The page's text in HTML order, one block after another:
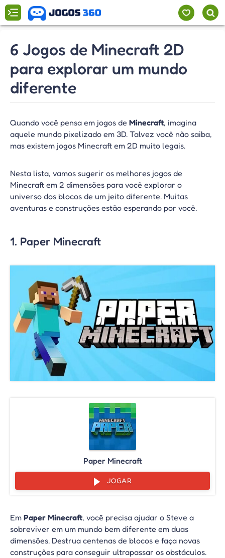
6 Jogos de Minecraft 2D
para explorar um mundo
diferente
Quando você pensa em jogos de Minecraft, imagina
aquele mundo pixelizado em 3D. Talvez você não saiba,
mas existem jogos Minecraft em 2D muito legais.
Nesta lista, vamos sugerir os melhores jogos de
Minecraft em 2 dimensões para você explorar o
universo dos blocos de um jeito diferente. Muitas
aventuras e construções estão esperando por você.
1. Paper Minecraft
Paper Minecraft
JOGAR
Em Paper Minecraft, você precisa ajudar o Steve a
sobreviver em um mundo bem diferente em duas
dimensões. Destrua centenas de blocos e faça novas
construções para conseguir ultrapassar os obstáculos.